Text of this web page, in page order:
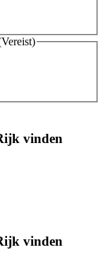
vinden
vinden